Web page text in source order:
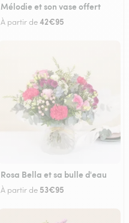
Mélodie et son vase offert
À partir de42€95
Rosa Bella et sa bulle d'eau
À partir de 53€95